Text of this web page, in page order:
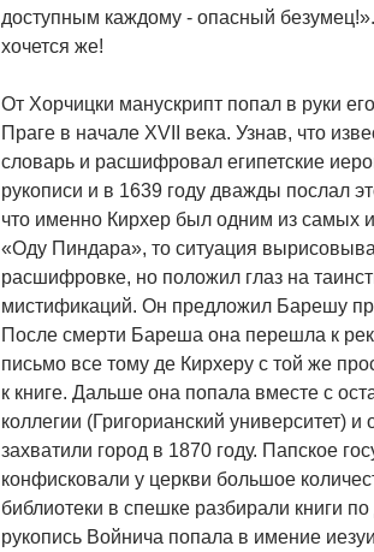
доступным каждому - опасный
хочется же!
От Хорчицки манускрипт попал в руки
Праге в начале XVII века. Узнав, что
словарь и расшифровал египетские
рукописи и в 1639 году дважды послал
что именно Кирхер был одним из самых
«Оду Пиндара», то ситуация
расшифровке, но положил глаз на
мистификаций. Он предложил Барешу
После смерти Бареша она перешла к
письмо все тому де Кирхеру с той же
к книге. Дальше она попала вместе с
коллегии (Григорианский университет)
захватили город в 1870 году. Папское
конфисковали у церкви большое
библиотеки в спешке разбирали книги
рукопись Войнича попала в имение